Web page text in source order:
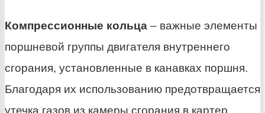
Компрессионные кольца – важные элементы
поршневой группы двигателя внутреннего
сгорания, установленные в канавках поршня.
Благодаря их использованию предотвращается
утечка газов из камеры сгорания в картер